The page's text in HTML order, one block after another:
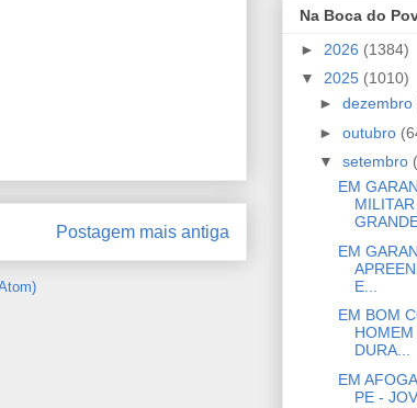
Postagem mais antiga
Na Boca do
► 2026 (1384)
▼ 2025 (1010)
► dezembro
► outubro
▼ setembro
EM
EM
E...
EM BOM
DURA...
EM
PE -